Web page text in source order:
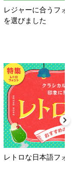
レジャーに合うフォ
を選びました
レトロな日本語フォ